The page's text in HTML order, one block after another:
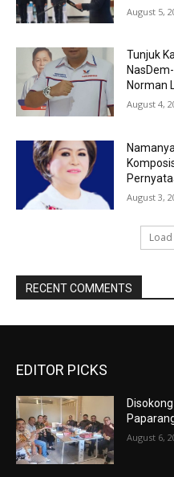
August 5,
Tunjuk
Norman
August 4,
August 3,
RECENT COMMENTS
EDITOR PICKS
August 6,